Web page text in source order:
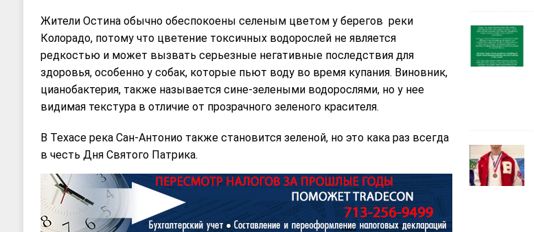
Жители Остина обычно обеспокоены селеным цветом у берегов реки
Колорадо, потому что цветение токсичных водорослей не является
редкостью и может вызвать серьезные негативные последствия для
здоровья, особенно у собак, которые пьют воду во время купания. Виновник,
цианобактерия, также называется сине-зелеными водорослями, но у нее
видимая текстура в отличие от прозрачного зеленого красителя.
В Техасе река Сан-Антонио также становится зеленой, но это кака раз всегда
в честь Дня Святого Патрика.